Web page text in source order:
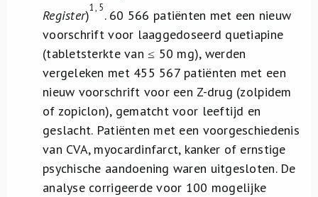
Register)1, 5. 60 566 patiënten met een nieuw
voorschrift voor laaggedoseerd quetiapine
(tabletsterkte van ≤ 50 mg), werden
vergeleken met 455 567 patiënten met een
nieuw voorschrift voor een Z-drug (zolpidem
of zopiclon), gematcht voor leeftijd en
geslacht. Patiënten met een voorgeschiedenis
van CVA, myocardinfarct, kanker of ernstige
psychische aandoening waren uitgesloten. De
analyse corrigeerde voor 100 mogelijke